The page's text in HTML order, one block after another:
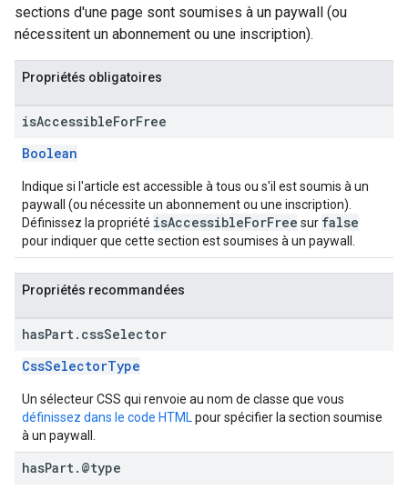
sections d'une page sont soumises à un paywall (ou
nécessitent un abonnement ou une inscription).
Propriétés obligatoires
isAccessibleForFree
Boolean
Indique si l'article est accessible à tous ou s'il est soumis à un
paywall (ou nécessite un abonnement ou une inscription).
Définissez la propriété isAccessibleForFree sur false
pour indiquer que cette section est soumises à un paywall.
Propriétés recommandées
hasPart. cssSelector
CssSelectorType
Un sélecteur CSS qui renvoie au nom de classe que vous
définissez dans le code HTML pour spécifier la section soumise
à un paywall.
hasPart. @type